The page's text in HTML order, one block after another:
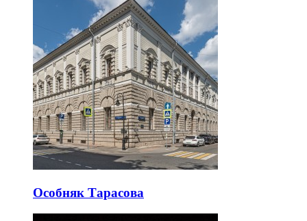
Особняк Тарасова